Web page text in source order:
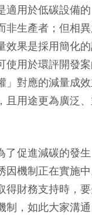
適用於低碳設備
非生產者；但相
效果是採用簡化
使用於環評開發
」對應的減量成
且用途更為廣泛
促進減碳的發生
因機制正在實施
得財務支持時，
制，如此大家溝